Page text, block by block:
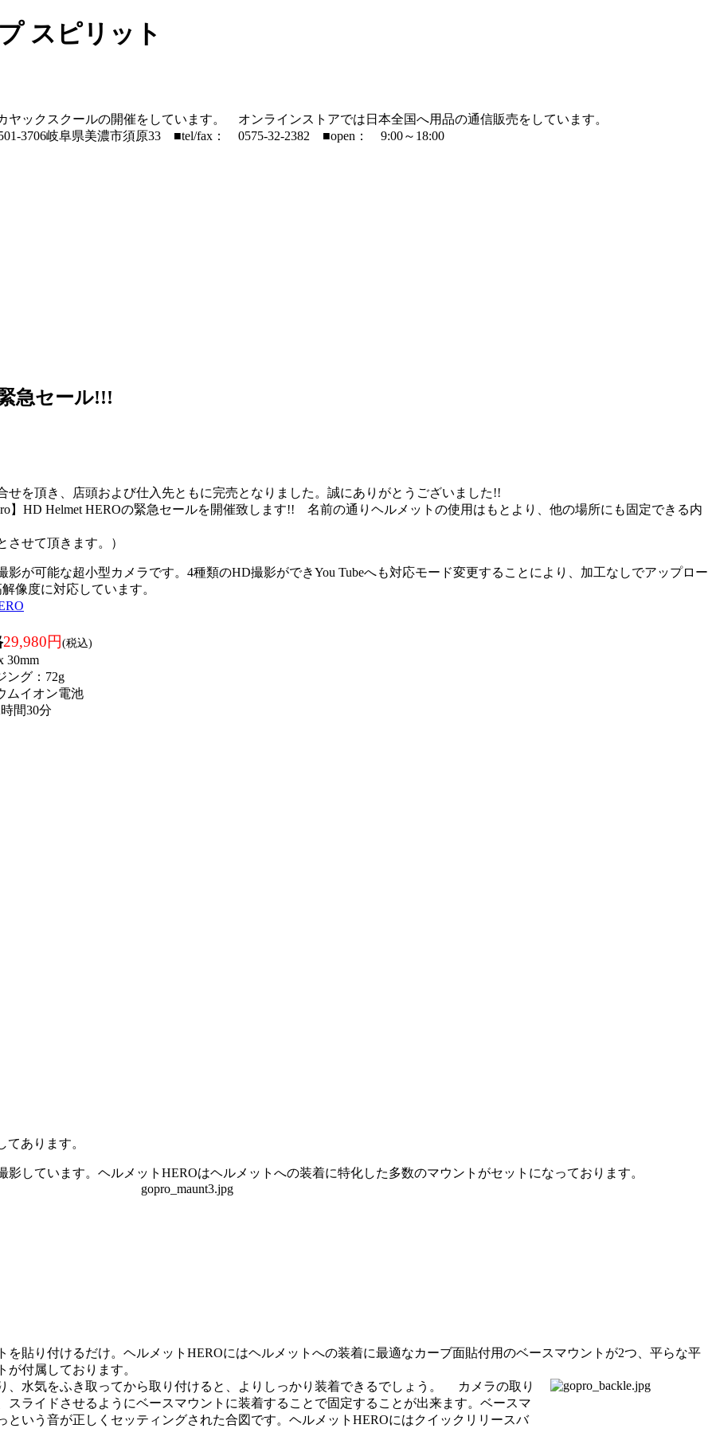
スピリット
ックスクールの開催をしています。 オンラインストアでは日本全国へ用品の通信販売をしています。
3706岐阜県美濃市須原33 ■tel/fax： 0575-32-2382 ■open： 9:00～18:00
急セール!!!
せを頂き、店頭および仕入先ともに完売となりました。誠にありがとうございました!!
HD Helmet HEROの緊急セールを開催致します!! 名前の通りヘルメットの使用はもとより、他の場所にも固定できる内
させて頂きます。）
が可能な超小型カメラです。4種類のHD撮影ができYou Tubeへも対応モード変更することにより、加工なしでアップロー
像度に対応しています。
29,980円(税込)
30mm
グ：72g
ムイオン電池
間30分
あります。
しています。ヘルメットHEROはヘルメットへの装着に特化した多数のマウントがセットになっております。
貼り付けるだけ。ヘルメットHEROにはヘルメットへの装着に最適なカーブ面貼付用のベースマウントが2つ、平らな平
付属しております。
水気をふき取ってから取り付けると、よりしっかり装着できるでしょう。
カメラの取り
ライドさせるようにベースマウントに装着することで固定することが出来ます。ベースマ
いう音が正しくセッティングされた合図です。ヘルメットHEROにはクイックリリースバ